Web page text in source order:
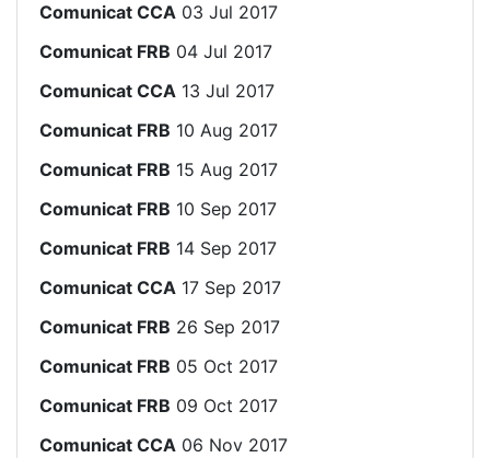
Comunicat CCA 03 Jul 2017
Comunicat FRB 04 Jul 2017
Comunicat CCA 13 Jul 2017
Comunicat FRB 10 Aug 2017
Comunicat FRB 15 Aug 2017
Comunicat FRB 10 Sep 2017
Comunicat FRB 14 Sep 2017
Comunicat CCA 17 Sep 2017
Comunicat FRB 26 Sep 2017
Comunicat FRB 05 Oct 2017
Comunicat FRB 09 Oct 2017
Comunicat CCA 06 Nov 2017